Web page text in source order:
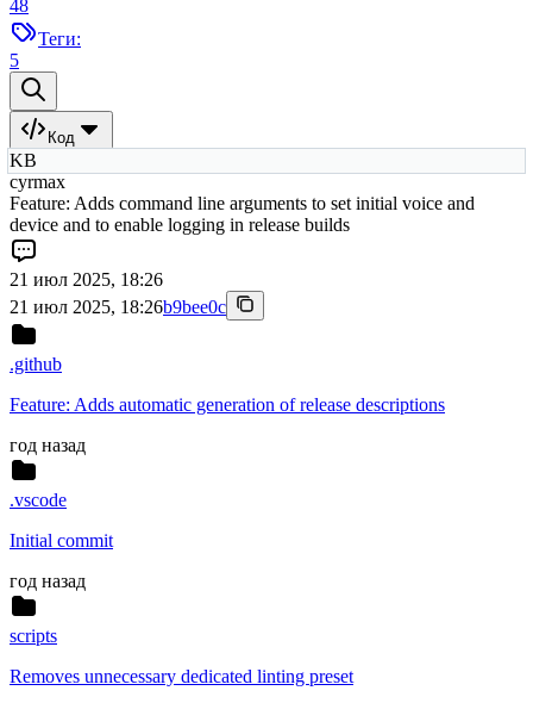
48
Теги:
5
Код
KB
cyrmax
Feature: Adds command line arguments to set initial voice and
device and to enable logging in release builds
21 июл 2025, 18:26
21 июл 2025, 18:26b9bee0c
.github
Feature: Adds automatic generation of release descriptions
год назад
.vscode
Initial commit
год назад
scripts
Removes unnecessary dedicated linting preset